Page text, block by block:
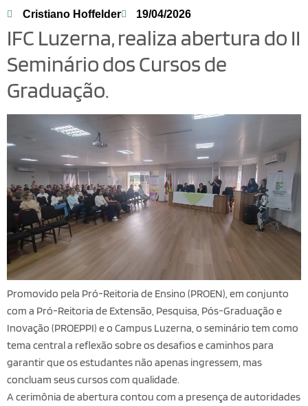
Cristiano Hoffelder 19/04/2026
IFC Luzerna, realiza abertura do II
Seminário dos Cursos de
Graduação.
Promovido pela Pró-Reitoria de Ensino (PROEN), em conjunto
com a Pró-Reitoria de Extensão, Pesquisa, Pós-Graduação e
Inovação (PROEPPI) e o Campus Luzerna, o seminário tem como
tema central a reflexão sobre os desafios e caminhos para
garantir que os estudantes não apenas ingressem, mas
concluam seus cursos com qualidade.
A cerimônia de abertura contou com a presença de autoridades